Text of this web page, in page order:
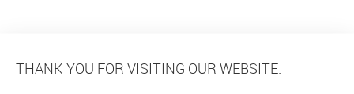
THANK YOU FOR VISITING OUR WEBSITE.